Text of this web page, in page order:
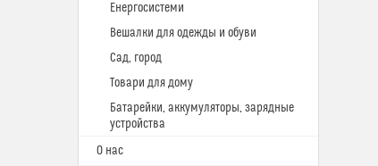
Енергосистеми
Вешалки для одежды и обуви
Сад, город
Товари для дому
Батарейки, аккумуляторы, зарядные
устройства
О нас